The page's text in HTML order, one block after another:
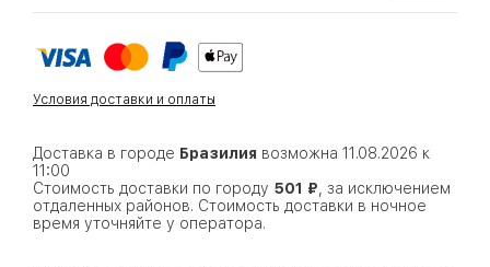
Условия доставки и оплаты
Доставка в городе Бразилия возможна 11.08.2026 к
11:00
Стоимость доставки по городу 501 ₽ , за исключением
отдаленных районов. Стоимость доставки в ночное
время уточняйте у оператора.